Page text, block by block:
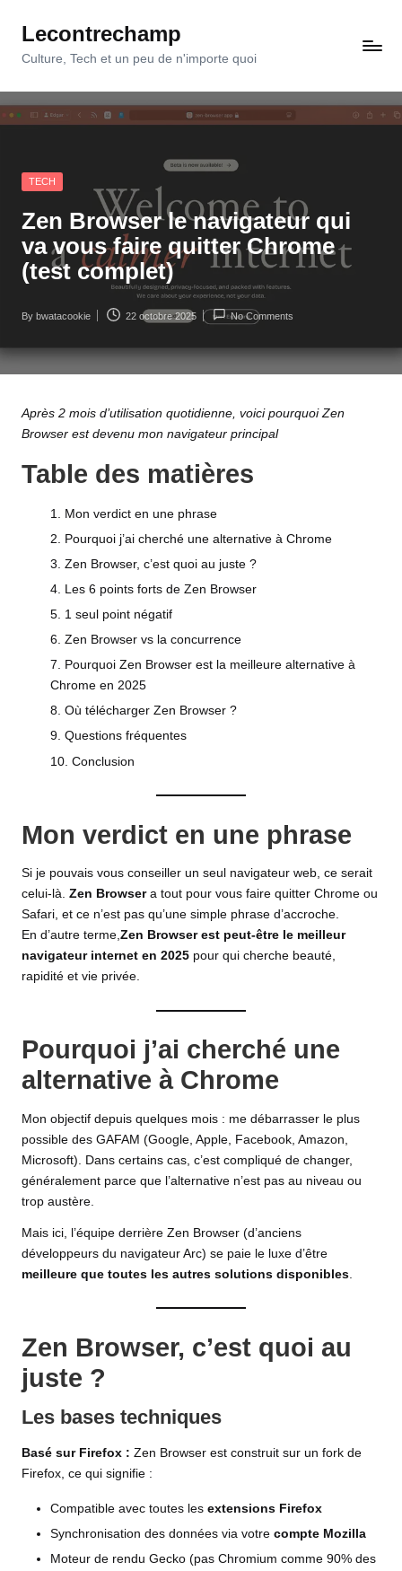
SkipLecontrechamp
Culture, Tech et un peu de n'importe quoi
Posted
TECH
Zen Browser le navigateur qui
va vous faire quitter Chrome
(test complet)
Posted
By bwatacookie 22 octobre 2025 No Comments
Après 2 mois d’utilisation quotidienne, voici pourquoi Zen
Browser est devenu mon navigateur principal
Table des matières
Mon verdict en une phrase
Pourquoi j’ai cherché une alternative à Chrome
Zen Browser, c’est quoi au juste ?
Les 6 points forts de Zen Browser
1 seul point négatif
Zen Browser vs la concurrence
Pourquoi Zen Browser est la meilleure alternative à
Chrome en 2025
Où télécharger Zen Browser ?
Questions fréquentes
Conclusion
Mon verdict en une phrase
Si je pouvais vous conseiller un seul navigateur web, ce serait
celui-là. Zen Browsera tout pour vous faire quitter Chrome ou
Safari, et ce n’est pas qu’une simple phrase d’accroche.
En d’autre terme,Zen Browser est peut-être le meilleur
navigateur internet en 2025 pour qui cherche beauté,
rapidité et vie privée.
Pourquoi j’ai cherché une
alternative à Chrome
Mon objectif depuis quelques mois : me débarrasser le plus
possible des GAFAM (Google, Apple, Facebook, Amazon,
Microsoft). Dans certains cas, c’est compliqué de changer,
généralement parce que l’alternative n’est pas au niveau ou
trop austère.
Mais ici, l’équipe derrière Zen Browser (d’anciens
développeurs du navigateur Arc) se paie le luxe d’être
meilleure que toutes les autres solutions disponibles
Zen Browser, c’est quoi au
juste ?
Les bases techniques
Basé sur Firefox : Zen Browser est construit sur un fork de
Firefox, ce qui signifie :
Compatible avec toutes les extensions Firefox
Synchronisation des données via votre compte Mozilla
Moteur de rendu Gecko (pas Chromium comme 90% des